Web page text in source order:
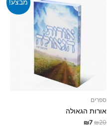
מבצע!
ספרים
אורות הגאולה
₪20
₪7